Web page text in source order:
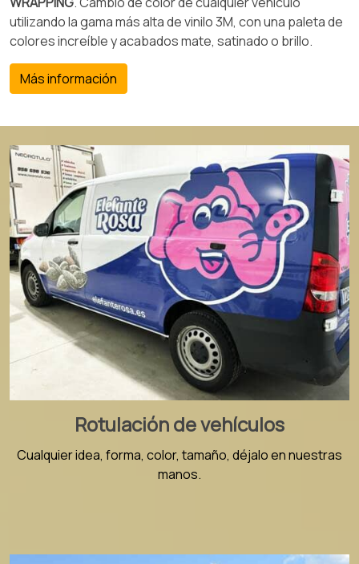
utilizando la gama más alta de vinilo 3M, con una paleta de
colores increíble y acabados mate, satinado o brillo.
Más información
Rotulación de vehículos
Cualquier idea, forma, color, tamaño, déjalo en nuestras
manos.